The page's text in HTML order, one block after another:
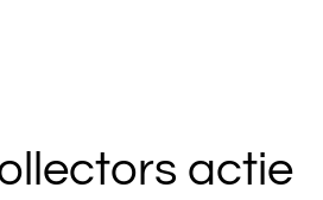
actie